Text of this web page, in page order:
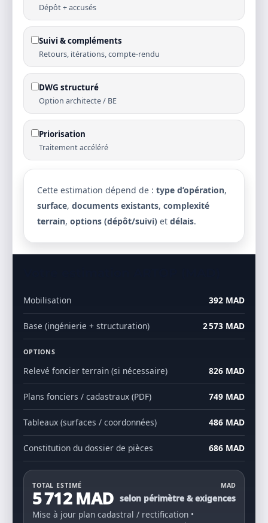
Dépôt + accusés
Suivi & compléments
Retours, itérations, compte-rendu
DWG structuré
Option architecte / BE
Priorisation
Traitement accéléré
Cette estimation dépend de : type d’opération,
surface, documents existants, complexité
terrain, options (dépôt/suivi) et délais.
Mobilisation 392 MAD
Base (ingénierie + structuration) 2 573 MAD
OPTIONS
Relevé foncier terrain (si nécessaire) 826 MAD
Plans fonciers / cadastraux (PDF) 749 MAD
Tableaux (surfaces / coordonnées) 486 MAD
Constitution du dossier de pièces 686 MAD
TOTAL ESTIMÉ
5 712 MAD
MAD
selon périmètre & exigences
Mise à jour plan cadastral / rectification •